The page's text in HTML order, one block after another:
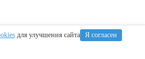
Крым Регионы
для улучшения сайта Я согласен